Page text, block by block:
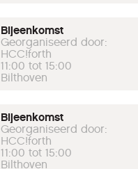
Bijeenkomst
Georganiseerd door:
HCC!forth
11:00 tot 15:00
Bilthoven
Bijeenkomst
Georganiseerd door:
HCC!forth
11:00 tot 15:00
Bilthoven